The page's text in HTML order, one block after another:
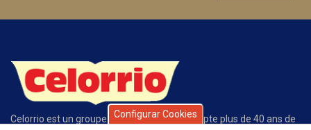
Configurar Cookies
Celorrio est un groupe d’entreprises qui compte plus de 40 ans de